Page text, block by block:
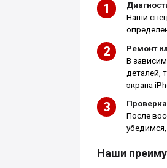
Наши
Ремонт
В
деталей,
экрана
После
убедимся,
Наши